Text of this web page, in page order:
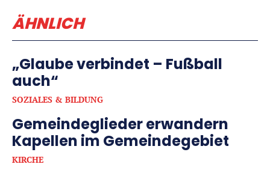
ÄHNLICH
„Glaube verbindet – Fußball
auch“
SOZIALES & BILDUNG
Gemeindeglieder erwandern
Kapellen im Gemeindegebiet
KIRCHE